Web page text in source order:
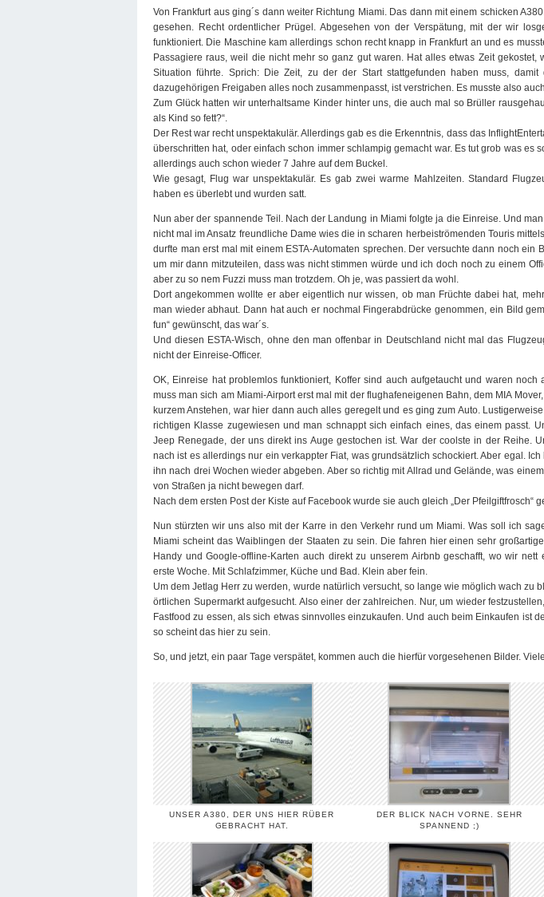
Von Frankfurt aus ging´s dann weiter Richtung Miami. Das dann mit einem schicken
gesehen. Recht ordentlicher Prügel. Abgesehen von der Verspätung, mit der wir
funktioniert. Die Maschine kam allerdings schon recht knapp in Frankfurt an und es
Passagiere raus, weil die nicht mehr so ganz gut waren. Hat alles etwas Zeit gekostet,
Situation führte. Sprich: Die Zeit, zu der der Start stattgefunden haben muss,
dazugehörigen Freigaben alles noch zusammenpasst, ist verstrichen. Es musste also
Zum Glück hatten wir unterhaltsame Kinder hinter uns, die auch mal so Brüller
als Kind so fett?“.
Der Rest war recht unspektakulär. Allerdings gab es die Erkenntnis, dass das
überschritten hat, oder einfach schon immer schlampig gemacht war. Es tut grob was es
allerdings auch schon wieder 7 Jahre auf dem Buckel.
Wie gesagt, Flug war unspektakulär. Es gab zwei warme Mahlzeiten. Standard
haben es überlebt und wurden satt.
Nun aber der spannende Teil. Nach der Landung in Miami folgte ja die Einreise. Und
nicht mal im Ansatz freundliche Dame wies die in scharen herbeiströmenden Touris
durfte man erst mal mit einem ESTA-Automaten sprechen. Der versuchte dann noch ein
um mir dann mitzuteilen, dass was nicht stimmen würde und ich doch noch zu einem
aber zu so nem Fuzzi muss man trotzdem. Oh je, was passiert da wohl.
Dort angekommen wollte er aber eigentlich nur wissen, ob man Früchte dabei hat,
man wieder abhaut. Dann hat auch er nochmal Fingerabdrücke genommen, ein Bild
fun“ gewünscht, das war´s.
Und diesen ESTA-Wisch, ohne den man offenbar in Deutschland nicht mal das
nicht der Einreise-Officer.
OK, Einreise hat problemlos funktioniert, Koffer sind auch aufgetaucht und waren
muss man sich am Miami-Airport erst mal mit der flughafeneigenen Bahn, dem MIA
kurzem Anstehen, war hier dann auch alles geregelt und es ging zum Auto.
richtigen Klasse zugewiesen und man schnappt sich einfach eines, das einem passt.
Jeep Renegade, der uns direkt ins Auge gestochen ist. War der coolste in der Reihe.
nach ist es allerdings nur ein verkappter Fiat, was grundsätzlich schockiert. Aber egal.
ihn nach drei Wochen wieder abgeben. Aber so richtig mit Allrad und Gelände, was
von Straßen ja nicht bewegen darf.
Nach dem ersten Post der Kiste auf Facebook wurde sie auch gleich „Der Pfeilgiftfrosch“
Nun stürzten wir uns also mit der Karre in den Verkehr rund um Miami. Was soll ich
Miami scheint das Waiblingen der Staaten zu sein. Die fahren hier einen sehr
Handy und Google-offline-Karten auch direkt zu unserem Airbnb geschafft, wo wir
erste Woche. Mit Schlafzimmer, Küche und Bad. Klein aber fein.
Um dem Jetlag Herr zu werden, wurde natürlich versucht, so lange wie möglich wach zu
örtlichen Supermarkt aufgesucht. Also einer der zahlreichen. Nur, um wieder
Fastfood zu essen, als sich etwas sinnvolles einzukaufen. Und auch beim Einkaufen ist
so scheint das hier zu sein.
So, und jetzt, ein paar Tage verspätet, kommen auch die hierfür vorgesehenen Bilder.
UNSER A380, DER UNS HIER RÜBER
GEBRACHT HAT.
DER BLICK NACH VORNE. SEHR
SPANNEND ;)